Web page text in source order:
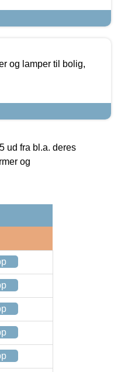
og lamper til bolig,
ud fra bl.a. deres
og